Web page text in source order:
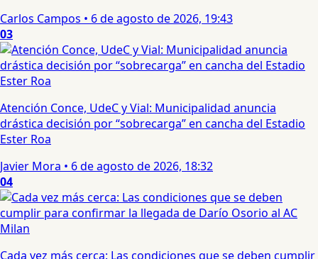
Carlos Campos • 6 de agosto de 2026, 19:43
03
Atención Conce, UdeC y Vial: Municipalidad anuncia
drástica decisión por “sobrecarga” en cancha del Estadio
Ester Roa
Javier Mora • 6 de agosto de 2026, 18:32
04
Cada vez más cerca: Las condiciones que se deben cumplir